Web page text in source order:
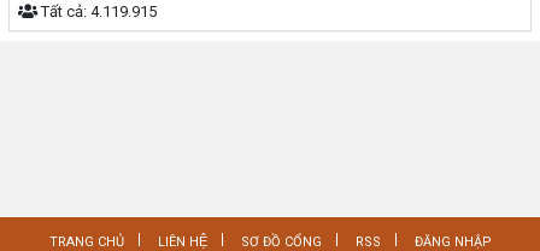
Tất cả: 4.119.915
TRANG CHỦ LIÊN HỆ SƠ ĐỒ CỔNG RSS ĐĂNG NHẬP